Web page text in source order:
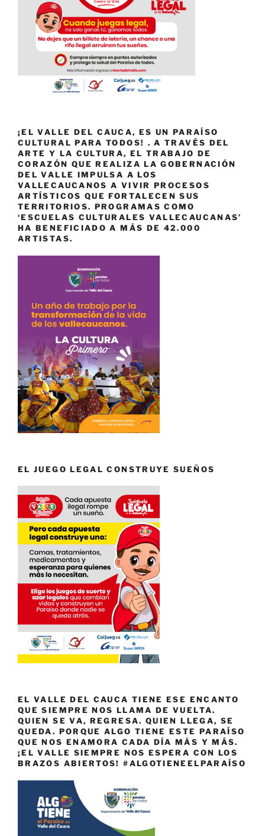
¡EL VALLE DEL CAUCA, ES UN PARAÍSO
CULTURAL PARA TODOS! . A TRAVÉS DEL
ARTE Y LA CULTURA, EL TRABAJO DE
CORAZÓN QUE REALIZA LA GOBERNACIÓN
DEL VALLE IMPULSA A LOS
VALLECAUCANOS A VIVIR PROCESOS
ARTÍSTICOS QUE FORTALECEN SUS
TERRITORIOS. PROGRAMAS COMO
‘ESCUELAS CULTURALES VALLECAUCANAS’
HA BENEFICIADO A MÁS DE 42.000
ARTISTAS.
EL JUEGO LEGAL CONSTRUYE SUEÑOS
EL VALLE DEL CAUCA TIENE ESE ENCANTO
QUE SIEMPRE NOS LLAMA DE VUELTA.
QUIEN SE VA, REGRESA. QUIEN LLEGA, SE
QUEDA. PORQUE ALGO TIENE ESTE PARAÍSO
QUE NOS ENAMORA CADA DÍA MÁS Y MÁS.
¡EL VALLE SIEMPRE NOS ESPERA CON LOS
BRAZOS ABIERTOS! #ALGOTIENEELPARAÍSO